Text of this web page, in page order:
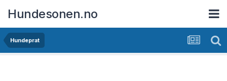
Hundesonen.no
Hundeprat